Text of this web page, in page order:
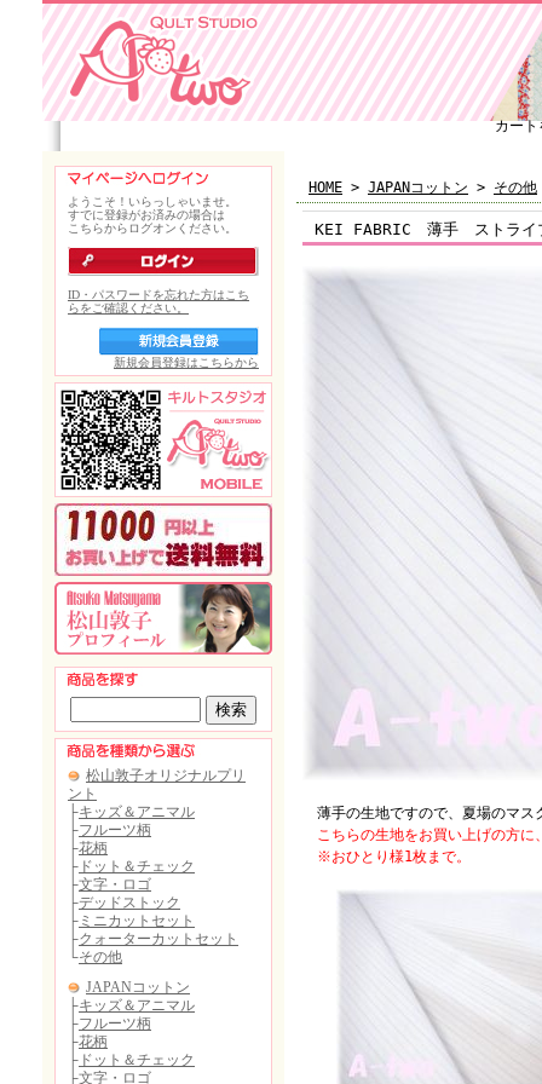
カート
HOME > JAPANコットン > その他
KEI FABRIC 薄手 ストライ
薄手の生地ですので、夏場のマス
こちらの生地をお買い上げの方に
※おひとり様1枚まで。